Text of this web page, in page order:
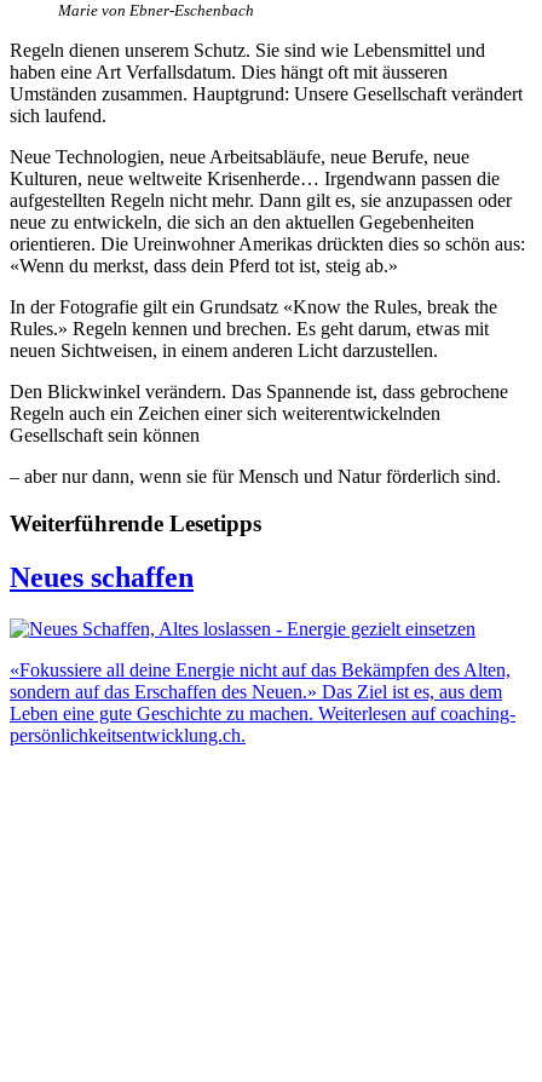
Marie von Ebner-Eschenbach
Regeln dienen unserem Schutz. Sie sind wie Lebensmittel und
haben eine Art Verfallsdatum. Dies hängt oft mit äusseren
Umständen zusammen. Hauptgrund: Unsere Gesellschaft verändert
sich laufend.
Neue Technologien, neue Arbeitsabläufe, neue Berufe, neue
Kulturen, neue weltweite Krisenherde… Irgendwann passen die
aufgestellten Regeln nicht mehr. Dann gilt es, sie anzupassen oder
neue zu entwickeln, die sich an den aktuellen Gegebenheiten
orientieren. Die Ureinwohner Amerikas drückten dies so schön aus:
«Wenn du merkst, dass dein Pferd tot ist, steig ab.»
In der Fotografie gilt ein Grundsatz «Know the Rules, break the
Rules.» Regeln kennen und brechen. Es geht darum, etwas mit
neuen Sichtweisen, in einem anderen Licht darzustellen.
Den Blickwinkel verändern. Das Spannende ist, dass gebrochene
Regeln auch ein Zeichen einer sich weiterentwickelnden
Gesellschaft sein können
– aber nur dann, wenn sie für Mensch und Natur förderlich sind.
Weiterführende Lesetipps
Neues schaffen
«Fokussiere all deine Energie nicht auf das Bekämpfen des Alten,
sondern auf das Erschaffen des Neuen.» Das Ziel ist es, aus dem
Leben eine gute Geschichte zu machen. Weiterlesen auf coaching-
persönlichkeitsentwicklung.ch.